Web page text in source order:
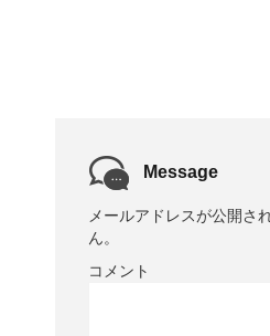
Message
メールアドレスが公開さ
ん。
コメント